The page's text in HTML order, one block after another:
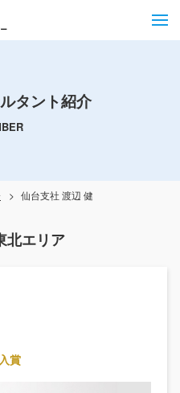
タント紹介
仙台支社 渡辺 健
北エリア
賞